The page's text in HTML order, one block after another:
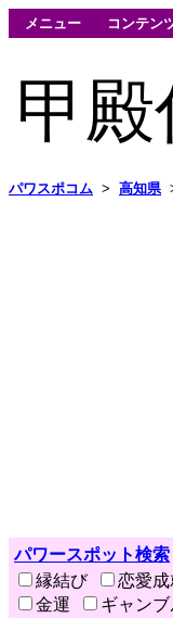
メニュー コンテン
甲
パワスポコム > 高知県
パワースポット検索
縁結び
恋愛成
金運
ギャンブ